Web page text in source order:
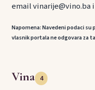
email
Napomena: Navedeni podaci
vlasnik portala ne odgovara za
Vina 4